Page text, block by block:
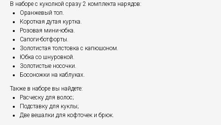
В наборе с куколкой сразу 2 комплекта нарядов:
Оранжевый топ.
Короткая дутая куртка.
Розовая мини-юбка.
Сапоги-ботфорты.
Золотистая толстовка с капюшоном.
Юбка со шнуровкой.
Золотистые носочки.
Босоножки на каблуках.
Также в наборе вы найдете:
Расческу для волос;
Подставку для куклы;
Две вешалки для кофточек и брюк.